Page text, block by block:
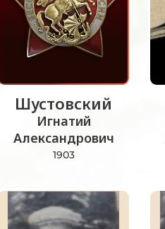
Шустовский
Игнатий
Александрович
1903